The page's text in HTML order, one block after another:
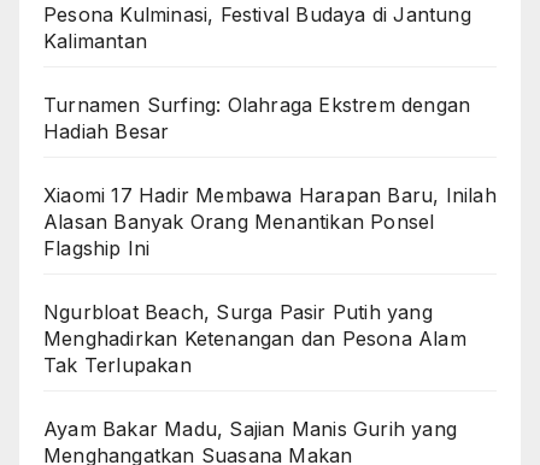
Pesona Kulminasi, Festival Budaya di Jantung
Kalimantan
Turnamen Surfing: Olahraga Ekstrem dengan
Hadiah Besar
Xiaomi 17 Hadir Membawa Harapan Baru, Inilah
Alasan Banyak Orang Menantikan Ponsel
Flagship Ini
Ngurbloat Beach, Surga Pasir Putih yang
Menghadirkan Ketenangan dan Pesona Alam
Tak Terlupakan
Ayam Bakar Madu, Sajian Manis Gurih yang
Menghangatkan Suasana Makan